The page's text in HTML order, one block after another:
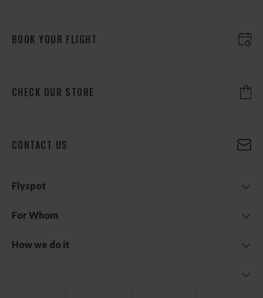
BOOK YOUR FLIGHT
CHECK OUR STORE
CONTACT US
Flyspot
For Whom
How we do it